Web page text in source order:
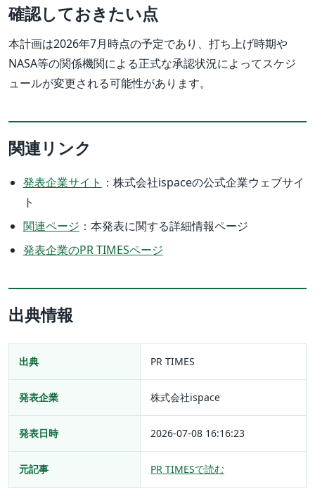
確認しておきたい点
本計画は2026年7月時点の予定であり、打ち上げ時期や
NASA等の関係機関による正式な承認状況によってスケジ
ュールが変更される可能性があります。
関連リンク
発表企業サイト ：株式会社ispaceの公式企業ウェブサイ
ト
関連ページ ：本発表に関する詳細情報ページ
発表企業のPR TIMESページ
出典情報
出典 PR TIMES
発表企業 株式会社ispace
発表日時 2026-07-08 16:16:23
元記事 PR TIMESで読む